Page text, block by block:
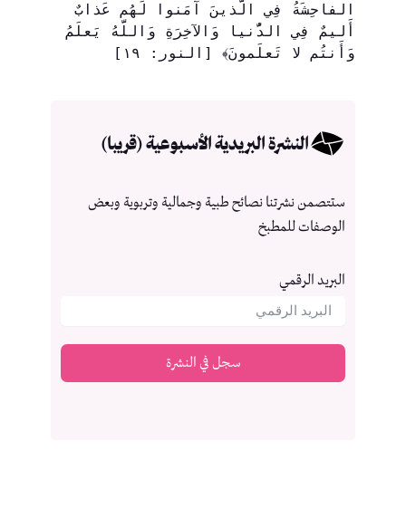
وَأَنتُم لا تَعلَمونَ﴾ [النور: ١٩]
النشرة البريدية الأسبوعية (قريبا)
ستتصمن نشرتنا نصائح طبية وجمالية وتربوية وبعض
الوصفات للمطبخ
البريد الرقمي
سجل في النشرة